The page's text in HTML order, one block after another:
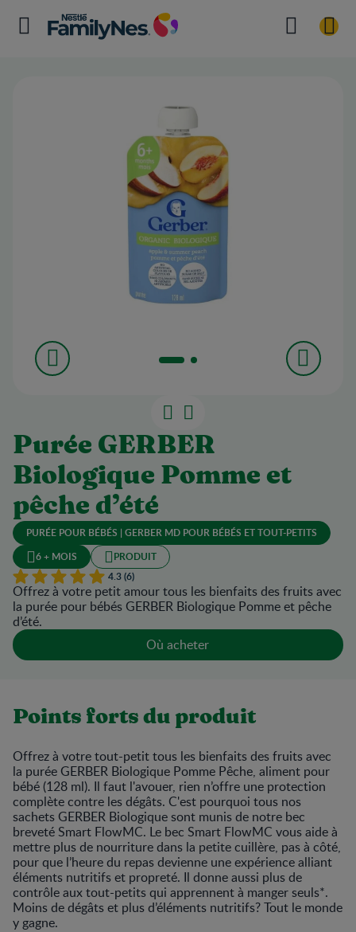
Purée GERBER
Biologique Pomme et
pêche d’été
PURÉE POUR BÉBÉS | GERBER MD POUR BÉBÉS ET TOUT-PETITS
6 + MOIS
PRODUIT
4.3 (6)
Offrez à votre petit amour tous les bienfaits des fruits avec
la purée pour bébés GERBER Biologique Pomme et pêche
d’été.
Où acheter
Points forts du produit
Offrez à votre tout-petit tous les bienfaits des fruits avec
la purée GERBER Biologique Pomme Pêche, aliment pour
bébé (128 ml). Il faut l'avouer, rien n’offre une protection
complète contre les dégâts. C'est pourquoi tous nos
sachets GERBER Biologique sont munis de notre bec
breveté Smart FlowMC. Le bec Smart FlowMC vous aide à
mettre plus de nourriture dans la petite cuillère, pas à côté,
pour que l’heure du repas devienne une expérience alliant
éléments nutritifs et propreté. Il donne aussi plus de
contrôle aux tout-petits qui apprennent à manger seuls*.
Moins de dégâts et plus d’éléments nutritifs? Tout le monde
y gagne.